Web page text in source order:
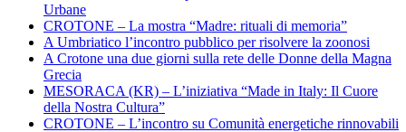
Urbane
CROTONE – La mostra “Madre: rituali di memoria”
A Umbriatico l’incontro pubblico per risolvere la zoonosi
A Crotone una due giorni sulla rete delle Donne della Magna
Grecia
MESORACA (KR) – L’iniziativa “Made in Italy: Il Cuore
della Nostra Cultura”
CROTONE – L’incontro su Comunità energetiche rinnovabili